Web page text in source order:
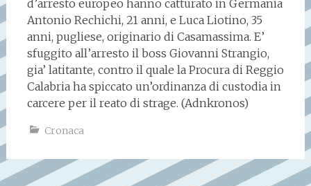
d’arresto europeo hanno catturato in Germania
Antonio Rechichi, 21 anni, e Luca Liotino, 35
anni, pugliese, originario di Casamassima. E’
sfuggito all’arresto il boss Giovanni Strangio,
gia’ latitante, contro il quale la Procura di Reggio
Calabria ha spiccato un’ordinanza di custodia in
carcere per il reato di strage. (Adnkronos)
Cronaca